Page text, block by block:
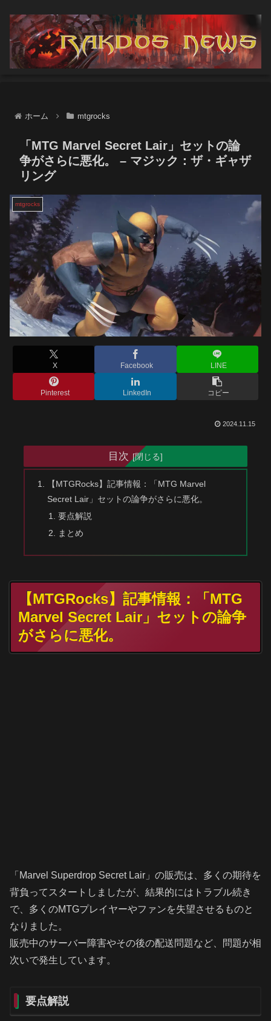
ホーム mtgrocks
「MTG Marvel Secret Lair」セットの論
争がさらに悪化。 – マジック：ザ・ギャザ
リング
mtgrocks
X Facebook LINE
Pinterest LinkedIn コピー
2024.11.15
目次
【MTGRocks】記事情報：「MTG Marvel
Secret Lair」セットの論争がさらに悪化。
要点解説
まとめ
【MTGRocks】記事情報：「MTG
Marvel Secret Lair」セットの論争
がさらに悪化。
「Marvel Superdrop Secret Lair」の販売は、多くの期待を
背負ってスタートしましたが、結果的にはトラブル続き
で、多くのMTGプレイヤーやファンを失望させるものと
なりました。
販売中のサーバー障害やその後の配送問題など、問題が相
次いで発生しています。
要点解説